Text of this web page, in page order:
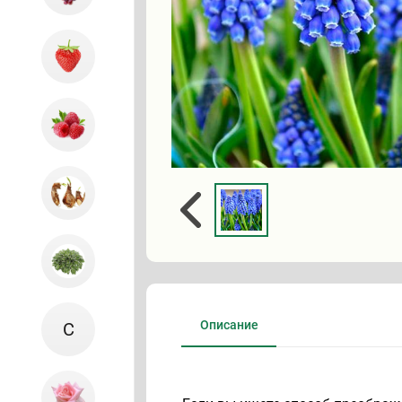
С Описание